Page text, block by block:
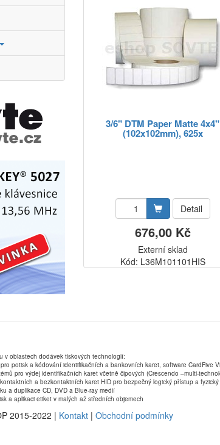
3/6" DTM Paper Matte 4x4"
(102x102mm), 625x
Detail
676,00 Kč
Externí sklad
Kód: L36M101101HIS
v oblastech dodávek tiskových technologií:
potisk a kódování identifikačních a bankovních karet, software CardFive
pro výdej identifikačních karet včetně čipových (Crescendo –multi-
a bezkontaktních karet HID pro bezpečný logický přístup a
a duplikace CD, DVD a Blue-ray medií
a aplikaci etiket v malých až středních objemech
2015-2022 | Kontakt | Obchodní podmínky